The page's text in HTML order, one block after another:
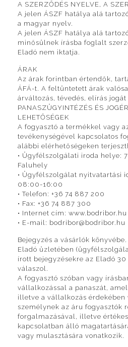
A SZERZŐDÉS NYELVE, A
A jelen ÁSZF hatálya alá
a magyar nyelv.
A jelen ÁSZF hatálya alá
minősülnek írásba foglalt
Eladó nem iktatja.
ÁRAK
Az árak forintban értendők,
ÁFÁ-t. A feltüntetett árak
árváltozás, tévedés, elírás
PANASZÜGYINTÉZÉS ÉS
LEHETŐSÉGEK
A fogyasztó a termékkel vagy
tevékenységével kapcsolatos
alábbi elérhetőségeken
• Ügyfélszolgálati iroda helye:
Faluhely
• Ügyfélszolgálat nyitvatartási
08:00-16:00
• Telefon: +36 74 887 200
• Fax: +36 74 887 300
• Internet cím: www.bodribor.hu
• E-mail: bodribor@bodribor.hu
Bejegyzés a vásárlók
Eladó üzletében
írott bejegyzésekre az Eladó
válaszol.
A fogyasztó szóban vagy
vállalkozással a panaszát,
illetve a vállalkozás érdekében
személynek az áru fogyasztók
forgalmazásával, illetve
kapcsolatban álló
vagy mulasztására vonatkozik.